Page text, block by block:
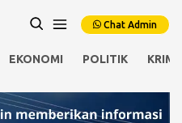
Chat Admin
EKONOMI POLITIK